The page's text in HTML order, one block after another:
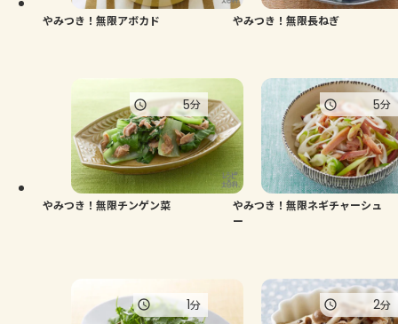
やみつき！無限アボカド やみつき！無限長ねぎ
やみつき！無限チンゲン菜
5分
やみつき！無限ネギチャーシュ
ー
5分
1分 2分